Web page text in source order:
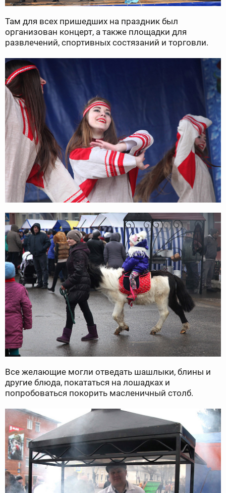
Там для всех пришедших на праздник был
организован концерт, а также площадки для
развлечений, спортивных состязаний и торговли.
Все желающие могли отведать шашлыки, блины и
другие блюда, покататься на лошадках и
попробоваться покорить масленичный столб.